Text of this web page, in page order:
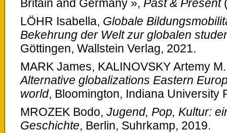
Britain and Germany », Past & Present
LÖHR Isabella, Globale
Bekehrung der Welt zur globalen
Göttingen, Wallstein Verlag, 2021.
MARK James, KALINOVSKY Artemy
Alternative globalizations Eastern
world, Bloomington, Indiana University
MROZEK Bodo, Jugend, Pop, Kultur:
Geschichte, Berlin, Suhrkamp, 2019.